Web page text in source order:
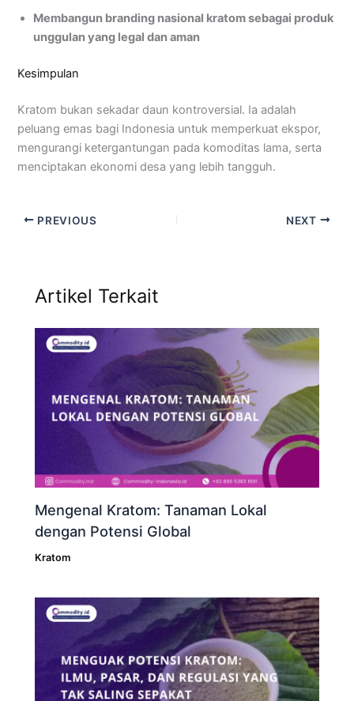
Membangun branding nasional kratom sebagai produk
unggulan yang legal dan aman
Kesimpulan
Kratom bukan sekadar daun kontroversial. Ia adalah
peluang emas bagi Indonesia untuk memperkuat ekspor,
mengurangi ketergantungan pada komoditas lama, serta
menciptakan ekonomi desa yang lebih tangguh.
PREVIOUS NEXT
Artikel Terkait
Mengenal Kratom: Tanaman Lokal
dengan Potensi Global
Kratom